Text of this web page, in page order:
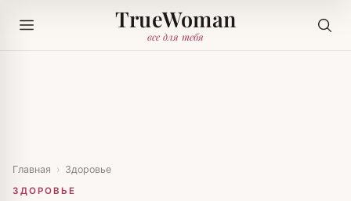
TrueWoman
все для тебя
Главная › Здоровье
ЗДОРОВЬЕ